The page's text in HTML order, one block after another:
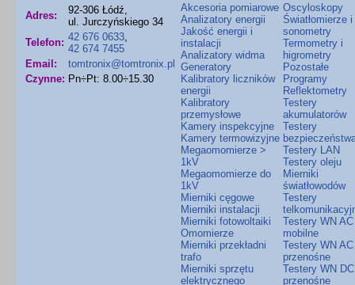
Adres:
92-306 Łódź,
ul. Jurczyńskiego 34
Telefon: 42 676 0633
42 674 7455
Email:
tomtronix@tomtronix.pl
Czynne: Pn÷Pt: 8.00÷15.30
Akcesoria pomiarowe
Analizatory energii
Jakość energii i
instalacji
Analizatory widma
Generatory
Kalibratory liczników
energii
Kalibratory
przemysłowe
Kamery inspekcyjne
Kamery termowizyjne
Megaomomierze >
1kV
Megaomomierze do
1kV
Mierniki cęgowe
Mierniki instalacji
Mierniki fotowoltaiki
Omomierze
Mierniki przekładni
trafo
Mierniki sprzętu
elektrycznego
Oscyloskopy
Światłomierze i
sonometry
Termometry i
higrometry
Pozostałe
Programy
Reflektometry
Testery
akumulatorów
Testery
Testery LAN
Testery oleju
Mierniki
światłowodów
Testery
Testery WN AC
mobilne
Testery WN AC
przenośne
Testery WN DC
przenośne